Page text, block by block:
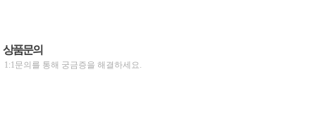
상품문의
1:1문의를 통해 궁금증을 해결하세요.